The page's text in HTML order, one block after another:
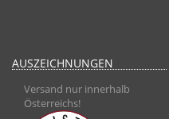
AUSZEICHNUNGEN
Versand nur innerhalb
Österreichs!